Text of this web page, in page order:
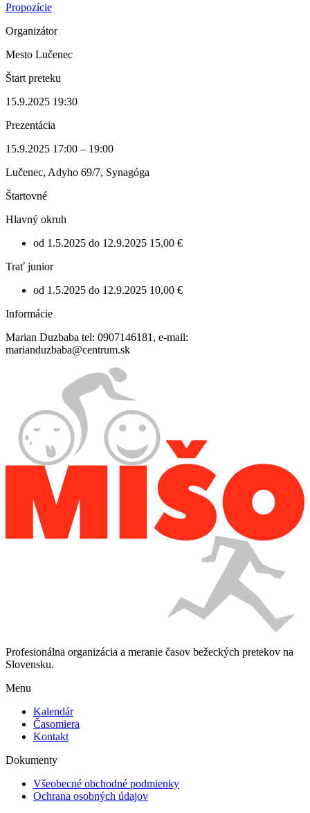
Propozície
Organizátor
Mesto Lučenec
Štart preteku
15.9.2025 19:30
Prezentácia
15.9.2025 17:00 – 19:00
Lučenec, Adyho 69/7, Synagóga
Štartovné
Hlavný okruh
od 1.5.2025 do 12.9.2025 15,00 €
Trať junior
od 1.5.2025 do 12.9.2025 10,00 €
Informácie
Marian Duzbaba tel: 0907146181, e-mail:
marianduzbaba@centrum.sk
Profesionálna organizácia a meranie časov bežeckých pretekov na
Slovensku.
Menu
Kalendár
Časomiera
Kontakt
Dokumenty
Všeobecné obchodné podmienky
Ochrana osobných údajov